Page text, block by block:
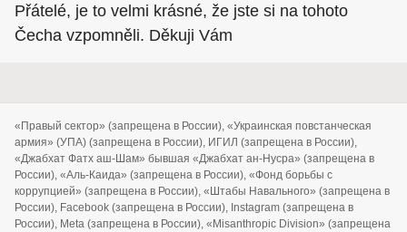
Přátelé, je to velmi krásné, že jste si na tohoto
Čecha vzpomněli. Děkuji Vám
«Правый сектор» (запрещена в России), «Украинская повстанческая
армия» (УПА) (запрещена в России), ИГИЛ (запрещена в России),
«Джабхат Фатх аш-Шам» бывшая «Джабхат ан-Нусра» (запрещена в
России), «Аль-Каида» (запрещена в России), «Фонд борьбы с
коррупцией» (запрещена в России), «Штабы Навального» (запрещена в
России), Facebook (запрещена в России), Instagram (запрещена в
России), Meta (запрещена в России), «Misanthropic Division» (запрещена